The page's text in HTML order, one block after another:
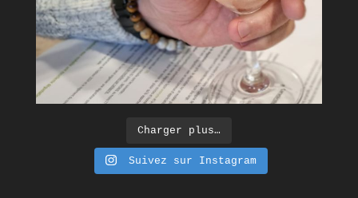
Charger plus…
Suivez sur Instagram